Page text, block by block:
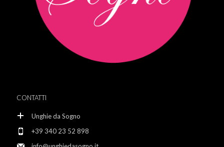
CONTATTI
Unghie da Sogno
+39 340 23 52 898